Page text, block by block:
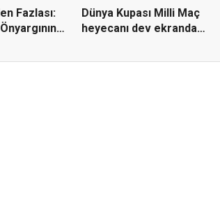
Fazlası:
Dünya Kupası Milli Maç
heyecanı dev ekranda